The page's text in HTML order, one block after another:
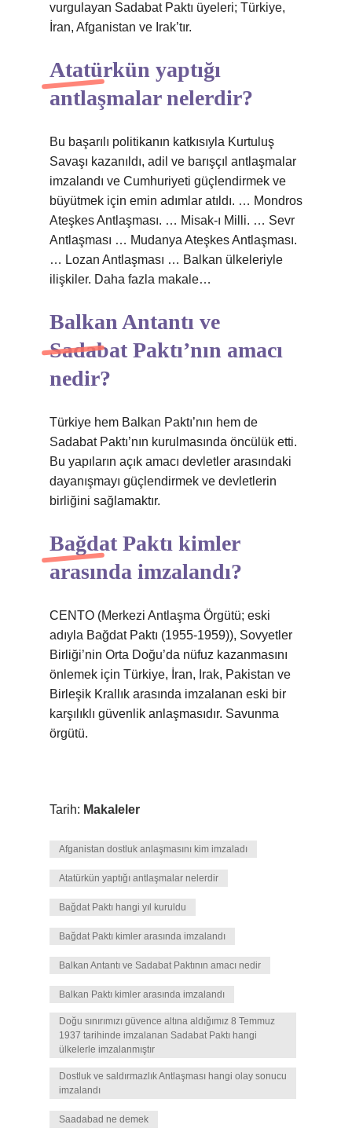
vurgulayan Sadabat Paktı üyeleri; Türkiye,
İran, Afganistan ve Irak’tır.
Atatürkün yaptığı
antlaşmalar nelerdir?
Bu başarılı politikanın katkısıyla Kurtuluş
Savaşı kazanıldı, adil ve barışçıl antlaşmalar
imzalandı ve Cumhuriyeti güçlendirmek ve
büyütmek için emin adımlar atıldı. … Mondros
Ateşkes Antlaşması. … Misak-ı Milli. … Sevr
Antlaşması … Mudanya Ateşkes Antlaşması.
… Lozan Antlaşması … Balkan ülkeleriyle
ilişkiler. Daha fazla makale…
Balkan Antantı ve
Sadabat Paktı’nın amacı
nedir?
Türkiye hem Balkan Paktı’nın hem de
Sadabat Paktı’nın kurulmasında öncülük etti.
Bu yapıların açık amacı devletler arasındaki
dayanışmayı güçlendirmek ve devletlerin
birliğini sağlamaktır.
Bağdat Paktı kimler
arasında imzalandı?
CENTO (Merkezi Antlaşma Örgütü; eski
adıyla Bağdat Paktı (1955-1959)), Sovyetler
Birliği’nin Orta Doğu’da nüfuz kazanmasını
önlemek için Türkiye, İran, Irak, Pakistan ve
Birleşik Krallık arasında imzalanan eski bir
karşılıklı güvenlik anlaşmasıdır. Savunma
örgütü.
Tarih: Makaleler
Afganistan dostluk anlaşmasını kim imzaladı
Atatürkün yaptığı antlaşmalar nelerdir
Bağdat Paktı hangi yıl kuruldu
Bağdat Paktı kimler arasında imzalandı
Balkan Antantı ve Sadabat Paktının amacı nedir
Balkan Paktı kimler arasında imzalandı
Doğu sınırımızı güvence altına aldığımız 8 Temmuz
1937 tarihinde imzalanan Sadabat Paktı hangi
ülkelerle imzalanmıştır
Dostluk ve saldırmazlık Antlaşması hangi olay sonucu
imzalandı
Saadabad ne demek